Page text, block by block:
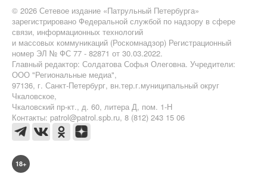
© 2026 Сетевое издание «Патрульный Петербурга»
зарегистрировано Федеральной службой по надзору в сфере
связи, информационных технологий
и массовых коммуникаций (Роскомнадзор) Регистрационный
номер ЭЛ № ФС 77 - 82871 от 30.03.2022.
Главный редактор: Солдатова Софья Олеговна. Учредители:
ООО "Региональные медиа",
97136, г. Санкт-Петербург, вн.тер.г.муниципальный округ
Чкаловское,
Чкаловский пр-кт., д. 60, литера Д, пом. 1-Н
Контакты: patrol@patrol.spb.ru, 8 (812) 243 15 06
18+